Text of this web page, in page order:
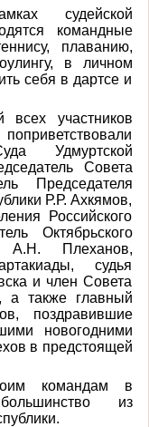
судейской
командные
плаванию,
в личном
себя в дартсе и
всех участников
Удмуртской
Совета
Председателя
Р.Р. Ахкямов,
Российского
Октябрьского
А.Н. Плеханов,
судья
и член Совета
а также главный
поздравившие
новогодними
в предстоящей
командам в
из